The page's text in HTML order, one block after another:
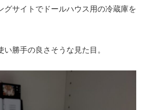
グサイトでドールハウス用の冷蔵庫を
い勝手の良さそうな見た目。